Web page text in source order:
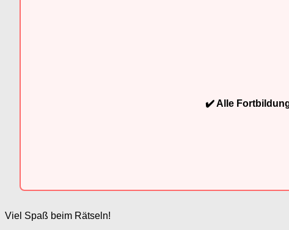
✔️ Alle
Viel Spaß beim Rätseln!